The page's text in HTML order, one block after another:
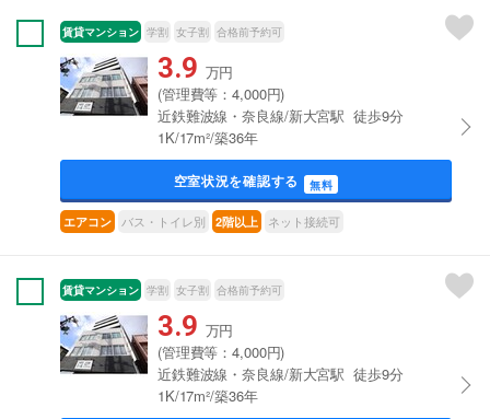
賃貸マンション 学割 女子割 合格前予約可
3.9 万円
(管理費等：4,000円)
近鉄難波線・奈良線/新大宮駅 徒歩9分
1K/17m²/築36年
空室状況を確認する 無料
エアコン バス・トイレ別 2階以上 ネット接続可
賃貸マンション 学割 女子割 合格前予約可
3.9 万円
(管理費等：4,000円)
近鉄難波線・奈良線/新大宮駅 徒歩9分
1K/17m²/築36年